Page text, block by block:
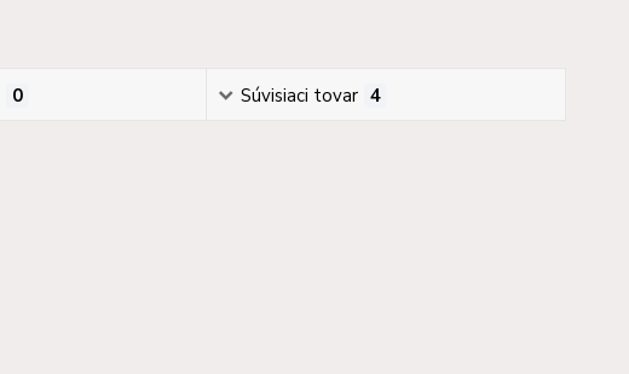
0 Súvisiaci tovar 4